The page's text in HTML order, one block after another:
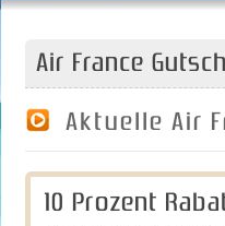
Air France
Aktuelle Air
10 Prozent